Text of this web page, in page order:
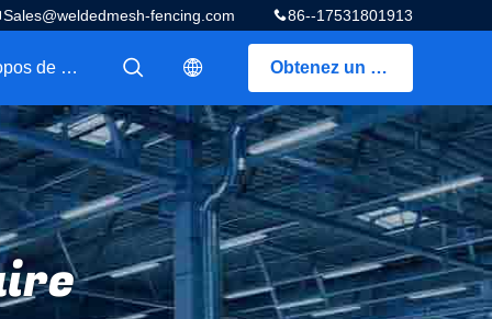
86--17531801913
Sales@weldedmesh-fencing.com
Obtenez un devis
描述
描述
A propos de nous